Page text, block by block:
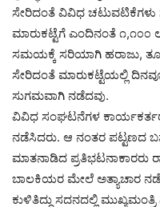
ಸೇರಿದಂತೆ ವಿವಿಧ ಚಟುವಟಿಕೆಗಳು
ಮಾರುಕಟ್ಟೆಗೆ ಎಂದಿನಂತೆ ೧,೧೦೦
ಸಮಯಕ್ಕೆ ಸರಿಯಾಗಿ ಹರಾಜು,
ಸೇರಿದಂತೆ ಮಾರುಕಟ್ಟೆಯಲ್ಲಿ
ಸುಗಮವಾಗಿ ನಡೆದವು.
ವಿವಿಧ ಸಂಘಟನೆಗಳ ಕಾರ್ಯಕರ್ತರು
ನಡೆಸಿದರು. ಆ ನಂತರ ಪಟ್ಟಣದ
ಮಾತನಾಡಿದ ಪ್ರತಿಭಟನಾಕಾರರು
ಬಾಲಕಿಯರ ಮೇಲೆ ಅತ್ಯಾಚಾರ
ಕುಳಿತಿದ್ದು ಸದನದಲ್ಲಿ